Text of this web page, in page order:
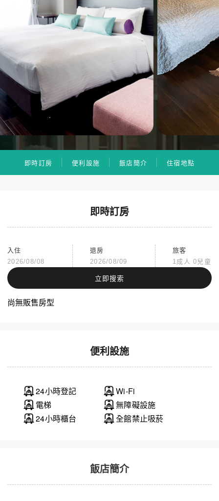
即時訂房 便利設施 飯店簡介 住宿地點
即時訂房
入住
2026/08/08
退房
2026/08/09
旅客
1成人 0兒童
立即搜索
尚無販售房型
便利設施
24小時登記
Wi-Fi
電梯
無障礙設施
24小時櫃台
全館禁止吸菸
飯店簡介